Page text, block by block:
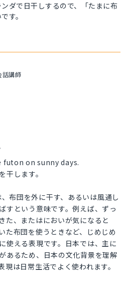
ダで日干しするので、「たまに布
す。
話講師
on sunny days.
干します。
布団を外に干す、あるいは風通し
すという意味です。例えば、ずっ
た、またはにおいが気になると
た布団を使うときなど、じめじめ
使える表現です。日本では、主に
あるため、日本の文化背景を理解
現は日常生活でよく使われます。